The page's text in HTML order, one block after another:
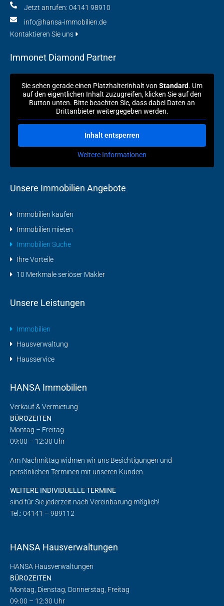
Jetzt anrufen: 04141 98910
info@hansa-immobilien.de
Kontaktieren Sie uns
Immonet Diamond Partner
Sie sehen gerade einen Platzhalterinhalt von Standard. Um
auf den eigentlichen Inhalt zuzugreifen, klicken Sie auf den
Button unten. Bitte beachten Sie, dass dabei Daten an
Drittanbieter weitergegeben werden.
Inhalt entsperren
Weitere Informationen
Unsere Immobilien Angebote
Immobilien kaufen
Immobilien mieten
Immobilien Suche
Ihre Vorteile
10 Merkmale seriöser Makler
Unsere Leistungen
Immobilien
Hausverwaltung
Hausservice
HANSA Immobilien
Verkauf & Vermietung
BÜROZEITEN
Montag – Freitag
09:00 – 12:30 Uhr
Am Nachmittag widmen wir uns Besichtigungen und
persönlichen Terminen mit unseren Kunden.
WEITERE INDIVIDUELLE TERMINE
sind für Sie jederzeit nach Vereinbarung möglich!
Tel.: 04141 – 989112
HANSA Hausverwaltungen
HANSA Hausverwaltungen
BÜROZEITEN
Montag, Dienstag, Donnerstag, Freitag
09:00 – 12:30 Uhr